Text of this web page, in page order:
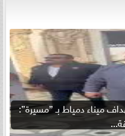
ميناء دمياط بـ ”مسيرة”: